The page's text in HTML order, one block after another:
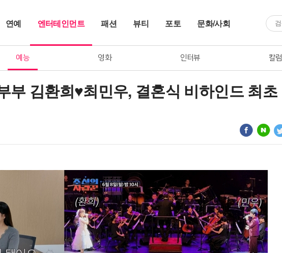
연예 엔터테인먼트
예능 영화 인터뷰 칼럼
패션 뷰티 포토 문화/사회
부 김환희♥최민우, 결혼식 비하인드 최초